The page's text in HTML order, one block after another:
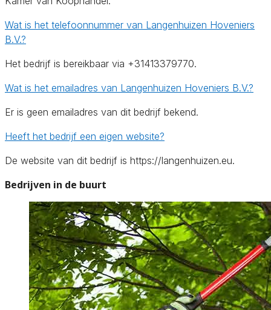
Wat is het telefoonnummer van Langenhuizen Hoveniers
B.V.?
Het bedrijf is bereikbaar via +31413379770.
Wat is het emailadres van Langenhuizen Hoveniers B.V.?
Er is geen emailadres van dit bedrijf bekend.
Heeft het bedrijf een eigen website?
De website van dit bedrijf is https://langenhuizen.eu.
Bedrijven in de buurt